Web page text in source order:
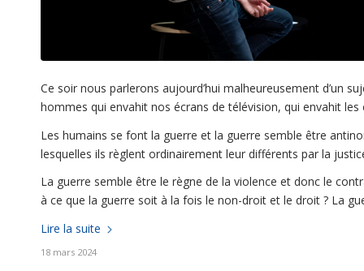
Ce soir nous parlerons aujourd’hui malheureusement d’un
hommes qui envahit nos écrans de télévision, qui envahit
Les humains se font la guerre et la guerre semble être
lesquelles ils règlent ordinairement leur différents par la
La guerre semble être le règne de la violence et donc le
à ce que la guerre soit à la fois le non-droit et le droit ? La
Lire la suite
18 mars 2024